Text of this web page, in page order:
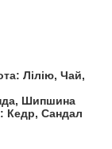
Лілію, Чай,
Шипшина
Кедр, Сандал